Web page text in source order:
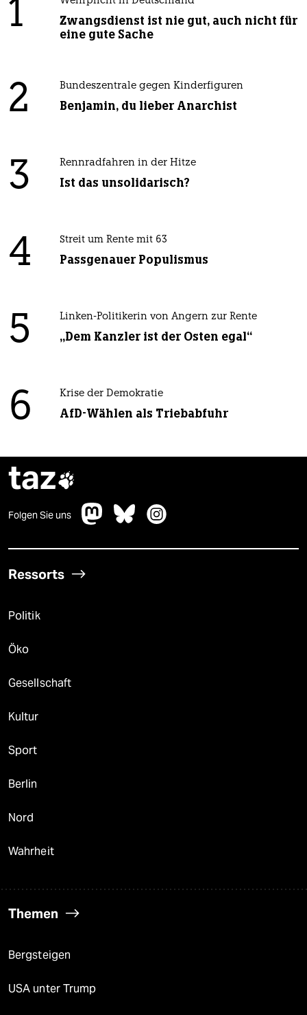
1
Zwangsdienst ist nie gut, auch nicht für
eine gute Sache
2 Bundeszentrale gegen Kinderfiguren
Benjamin, du lieber Anarchist
3 Rennradfahren in der Hitze
Ist das unsolidarisch?
4 Streit um Rente mit 63
Passgenauer Populismus
5 Linken-Politikerin von Angern zur Rente
„Dem Kanzler ist der Osten egal“
6 Krise der Demokratie
AfD-Wählen als Triebabfuhr
taz
Folgen Sie uns
Ressorts
Politik
Öko
Gesellschaft
Kultur
Sport
Berlin
Nord
Wahrheit
Themen
Bergsteigen
USA unter Trump